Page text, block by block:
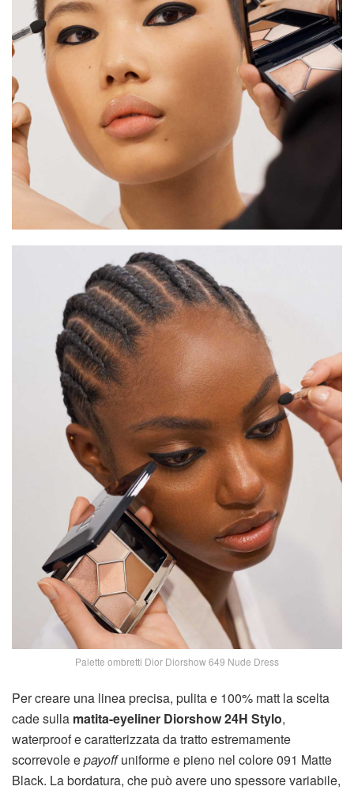
Palette ombretti Dior Diorshow 649 Nude Dress
Per creare una linea precisa, pulita e 100% matt la scelta
cade sulla matita-eyeliner Diorshow 24H Stylo,
waterproof e caratterizzata da tratto estremamente
scorrevole epayoffuniforme e pieno nel colore 091 Matte
Black. La bordatura, che può avere uno spessore variabile,